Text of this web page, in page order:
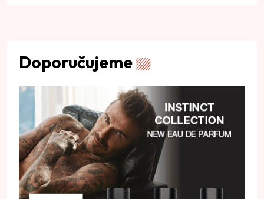
Doporučujeme